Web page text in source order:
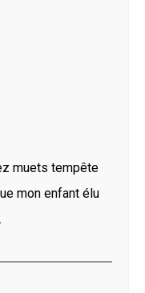
muets tempête
mon enfant élu